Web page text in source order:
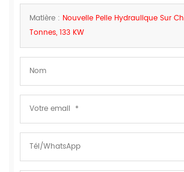
Matière : Nouvelle Pelle Hydraulique Sur
Tonnes, 133 KW